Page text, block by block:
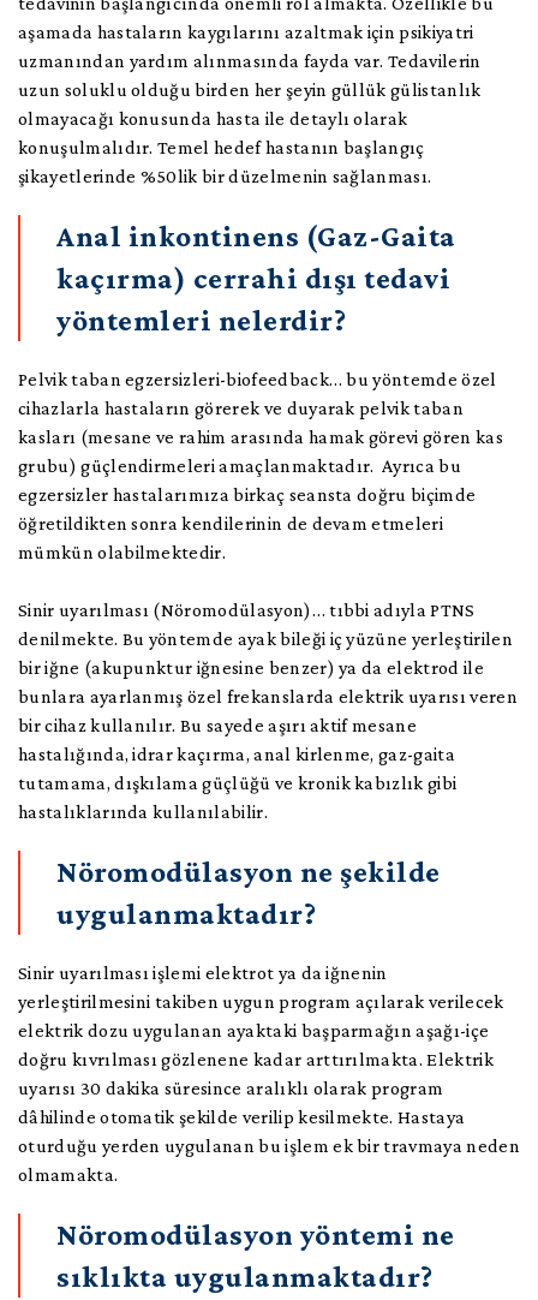
aşamada hastaların kaygılarını azaltmak için psikiyatri
uzmanından yardım alınmasında fayda var. Tedavilerin
uzun soluklu olduğu birden her şeyin güllük gülistanlık
olmayacağı konusunda hasta ile detaylı olarak
konuşulmalıdır. Temel hedef hastanın başlangıç
şikayetlerinde %50lik bir düzelmenin sağlanması.
Anal inkontinens (Gaz-Gaita
kaçırma) cerrahi dışı tedavi
yöntemleri nelerdir?
Pelvik taban egzersizleri-biofeedback… bu yöntemde özel
cihazlarla hastaların görerek ve duyarak pelvik taban
kasları (mesane ve rahim arasında hamak görevi gören kas
grubu) güçlendirmeleri amaçlanmaktadır. Ayrıca bu
egzersizler hastalarımıza birkaç seansta doğru biçimde
öğretildikten sonra kendilerinin de devam etmeleri
mümkün olabilmektedir.
Sinir uyarılması (Nöromodülasyon)… tıbbi adıyla PTNS
denilmekte. Bu yöntemde ayak bileği iç yüzüne yerleştirilen
bir iğne (akupunktur iğnesine benzer) ya da elektrod ile
bunlara ayarlanmış özel frekanslarda elektrik uyarısı veren
bir cihaz kullanılır. Bu sayede aşırı aktif mesane
hastalığında, idrar kaçırma, anal kirlenme, gaz-gaita
tutamama, dışkılama güçlüğü ve kronik kabızlık gibi
hastalıklarında kullanılabilir.
Nöromodülasyon ne şekilde
uygulanmaktadır?
Sinir uyarılması işlemi elektrot ya da iğnenin
yerleştirilmesini takiben uygun program açılarak verilecek
elektrik dozu uygulanan ayaktaki başparmağın aşağı-içe
doğru kıvrılması gözlenene kadar arttırılmakta. Elektrik
uyarısı 30 dakika süresince aralıklı olarak program
dâhilinde otomatik şekilde verilip kesilmekte. Hastaya
oturduğu yerden uygulanan bu işlem ek bir travmaya neden
olmamakta.
Nöromodülasyon yöntemi ne
sıklıkta uygulanmaktadır?